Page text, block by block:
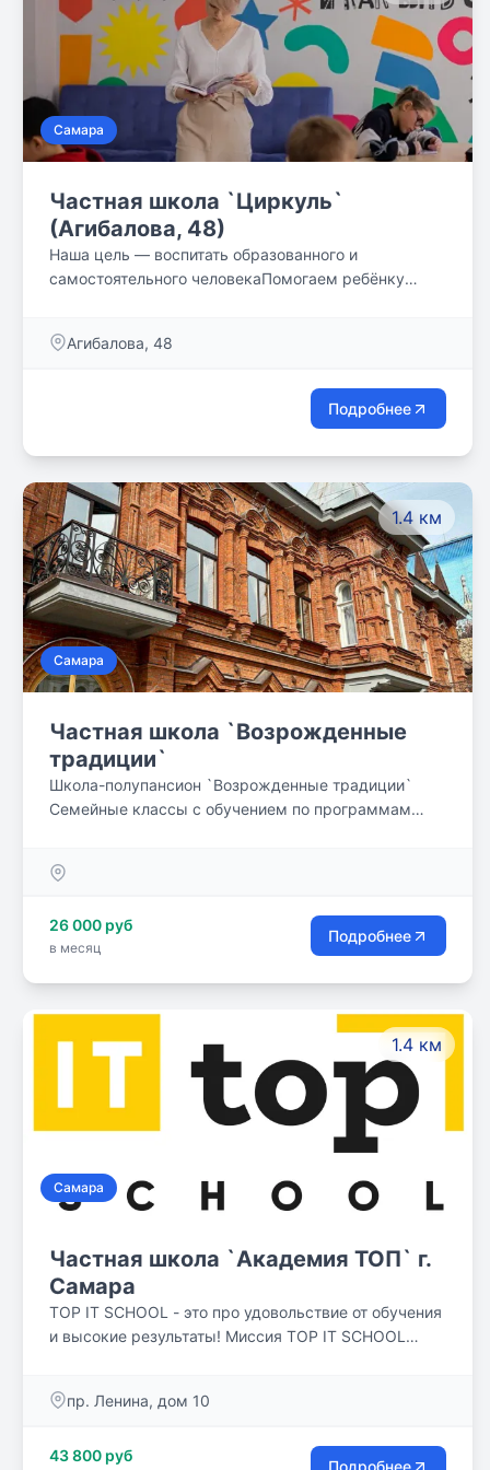
Самара
Частная школа `Циркуль`
(Агибалова, 48)
Наша цель — воспитать образованного и
самостоятельного человекаПомогаем ребёнку
Агибалова, 48
Подробнее
1.4 км
Самара
Частная школа `Возрожденные
традиции`
Школа-полупансион `Возрожденные традиции`
Семейные классы с обучением по программам
спортивной школе с получением документов
продленка. Подготовка домашних заданий.
Трансфер в/из школы. Полноценное трехразовое
26 000 руб
в месяц
Подробнее
1.4 км
Самара
Частная школа `Академия ТОП` г.
Самара
TOP IT SCHOOL - это про удовольствие от обучения
и высокие результаты! Миссия TOP IT SCHOOL
пр. Ленина, дом 10
43 800 руб
Подробнее